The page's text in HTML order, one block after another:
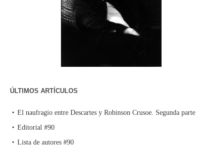
ÚLTIMOS ARTÍCULOS
El naufragio entre Descartes y Robinson Crusoe. Segunda parte
Editorial #90
Lista de autores #90